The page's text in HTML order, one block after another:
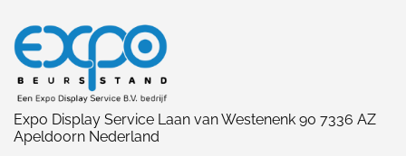
Expo Display Service Laan van Westenenk 90 7336 AZ
Apeldoorn Nederland